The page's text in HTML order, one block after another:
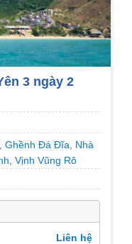
3 ngày 2
Ghềnh Đá Đĩa
Nhà
Vịnh Vũng Rô
Liên hệ